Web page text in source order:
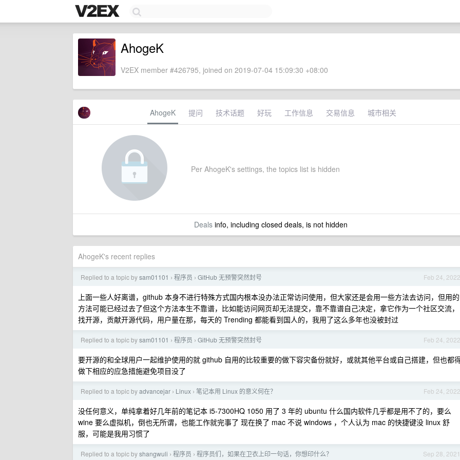
AhogeK
V2EX member #426795, joined on 2019-07-04 15:09:30 +08:00
AhogeK 提问 技术话题 好玩 工作信息 交易信息 城市相关
Per AhogeK's settings, the topics list is hidden
Dealsinfo, including closed deals, is not hidden
AhogeK's recent replies
Feb 24, 2022
Replied to a topic bysam01101 › 程序员 › GitHub 无预警突然封号
上面一些人好离谱，github 本身不进行特殊方式国内根本没办法正常访问使用，但大家还是会用一些方法去访问，但用的
方法可能已经过去了但这个方法本生不靠谱，比如能访问网页却无法提交，靠不靠谱自己决定，拿它作为一个社区交流，
找开源，贡献开源代码，用户量在那，每天的 Trending 都能看到国人的，我用了这么多年也没被封过
Feb 24, 2022
Replied to a topic bysam01101 › 程序员 › GitHub 无预警突然封号
要开源的和全球用户一起维护使用的就 github 自用的比较重要的做下容灾备份就好，或就其他平台或自己搭建，但也都
做下相应的应急措施避免项目没了
Feb 24, 2022
Replied to a topic byadvancejar › Linux › 笔记本用 Linux 的意义何在？
没任何意义，单纯拿着好几年前的笔记本 i5-7300HQ 1050 用了 3 年的 ubuntu 什么国内软件几乎都是用不了的，要么
wine 要么虚拟机，倒也无所谓，也能工作就完事了 现在换了 mac 不说 windows ，个人认为 mac 的快捷键没 linux 舒
服，可能是我用习惯了
Sep 28, 2021
Replied to a topic byshangwuli › 程序员 › 程序员们，如果在卫衣上印一句话，你想印什么？